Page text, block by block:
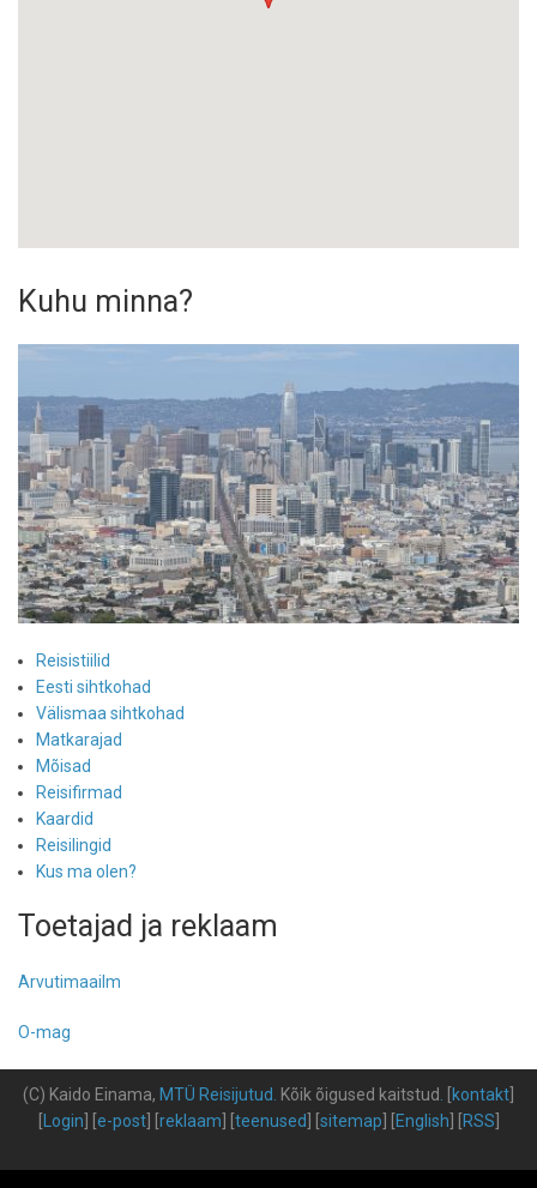
Kuhu minna?
Reisistiilid
Eesti sihtkohad
Välismaa sihtkohad
Matkarajad
Mõisad
Reisifirmad
Kaardid
Reisilingid
Kus ma olen?
Toetajad ja reklaam
Arvutimaailm
O-mag
(C) Kaido Einama, MTÜ Reisijutud Kõik õigused kaitstud kontakt
Login e-post] [ reklaam teenused sitemap English RSS